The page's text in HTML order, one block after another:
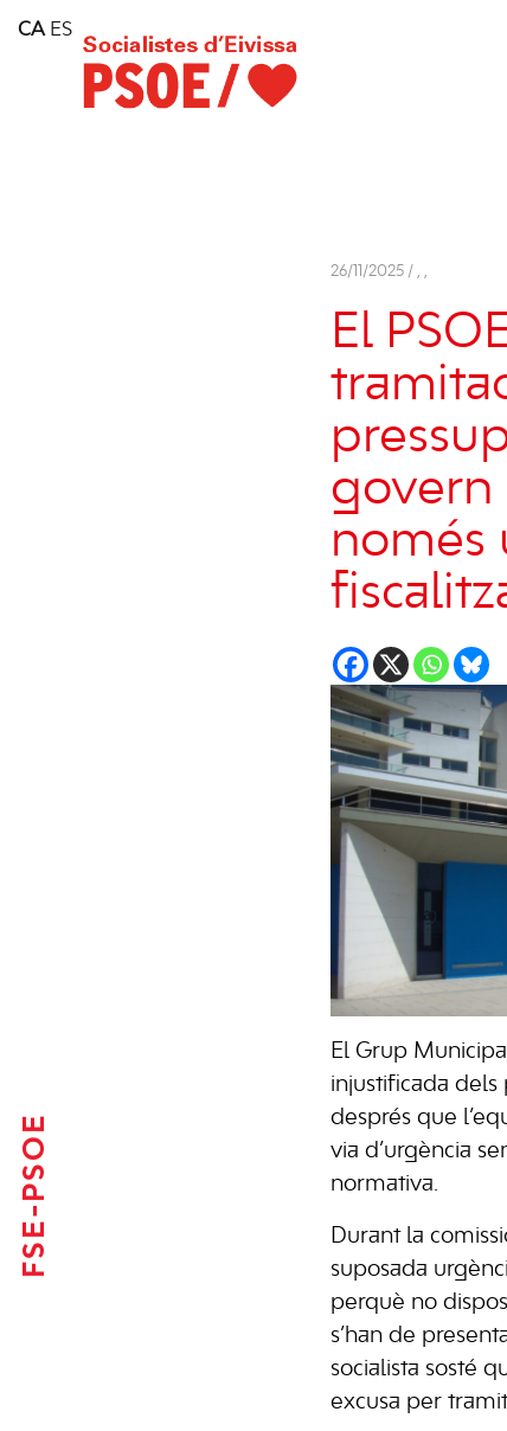
Consell Insular d'Eivissa
Services
FSE-PSOE
26/11/2025 / , ,
El
govern
només
El Grup
injustificada dels
després que
via d’urgència
normativa.
Durant la
suposada
perquè no
s’han de
socialista sosté
excusa per
CA ES